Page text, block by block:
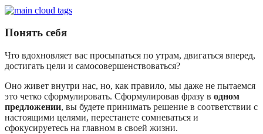
Понять себя
Что вдохновляет вас просыпаться по утрам, двигаться вперед,
достигать цели и самосовершенствоваться?
Оно живет внутри нас, но, как правило, мы даже не пытаемся
это четко сформулировать. Сформулировав фразу в одном
предложении, вы будете принимать решение в соответствии с
настоящими целями, перестанете сомневаться и
сфокусируетесь на главном в своей жизни.